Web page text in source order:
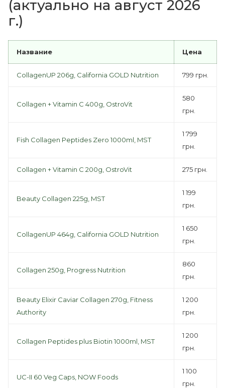
(актуально на август 2026
г.)
Название Цена
CollagenUP 206g, California GOLD Nutrition 799 грн.
Collagen + Vitamin C 400g, OstroVit
580
грн.
Fish Collagen Peptides Zero 1000ml, MST
1 799
грн.
Collagen + Vitamin C 200g, OstroVit 275 грн.
Beauty Collagen 225g, MST
1 199
грн.
CollagenUP 464g, California GOLD Nutrition
1 650
грн.
Collagen 250g, Progress Nutrition
860
грн.
Beauty Elixir Caviar Collagen 270g, Fitness
Authority
1 200
грн.
Collagen Peptides plus Biotin 1000ml, MST
1 200
грн.
UC-II 60 Veg Caps, NOW Foods
1 100
грн.